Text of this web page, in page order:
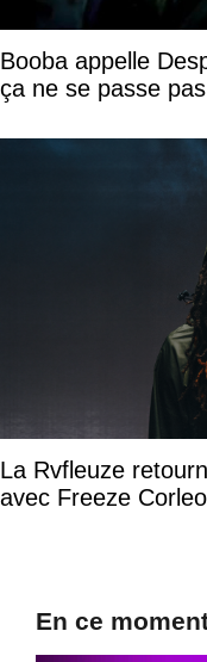
Booba appelle
ça ne se passe
La Rvfleuze
avec Freeze
En ce